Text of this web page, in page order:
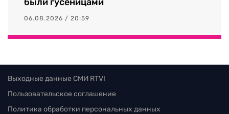
06.08.2026 / 20:59
Выходные данные СМИ RTVI
Пользовательское соглашение
Политика обработки персональных данных